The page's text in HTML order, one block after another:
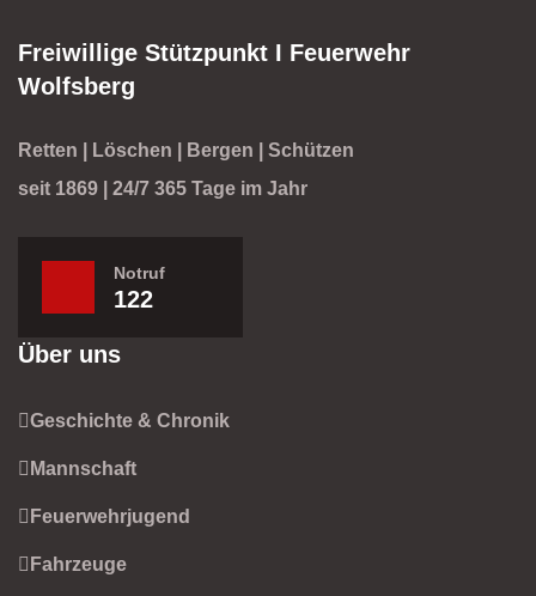
Freiwillige Stützpunkt I Feuerwehr
Wolfsberg
Retten | Löschen | Bergen | Schützen
seit 1869 | 24/7 365 Tage im Jahr
Notruf
122
Über uns
Geschichte & Chronik
Mannschaft
Feuerwehrjugend
Fahrzeuge